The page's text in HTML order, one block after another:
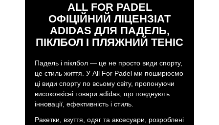
ALL FOR PADEL
ОФІЦІЙНИЙ ЛІЦЕНЗІАТ
ADIDAS ДЛЯ ПАДЕЛЬ,
ПІКЛБОЛ І ПЛЯЖНИЙ ТЕНІС
Падель і піклбол — це не просто види спорту,
це стиль життя. У All For Padel ми поширюємо
ці види спорту по всьому світу, пропонуючи
високоякісні товари adidas, що поєднують
інновації, ефективність і стиль.
Ракетки, взуття, одяг та аксесуари, розроблені